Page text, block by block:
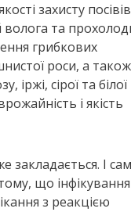
захисту
та
грибкових
роси, а також
сірої та білої
і якість
закладається. І
що інфікування
з реакцією